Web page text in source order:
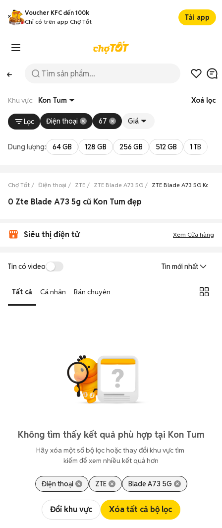
Voucher KFC đến 100k
Chỉ có trên app Chợ Tốt
Tải app
Khu vực: Kon Tum Xoá lọc
Lọc Điện thoại 67 Giá
Dung lượng: 64 GB 128 GB 256 GB 512 GB 1 TB
Chợ Tốt Điện thoại ZTE ZTE Blade A73 5G ZTE Blade A73 5G Kon
0 Zte Blade A73 5g cũ Kon Tum đẹp
Siêu thị điện tử Xem Cửa hàng
Tin có video Tin mới nhất
Tất cả Cá nhân Bán chuyên
Không tìm thấy kết quả phù hợp tại Kon Tum
Hãy xóa một số bộ lọc hoặc thay đổi khu vực tìm
kiếm để xem nhiều kết quả hơn
Điện thoại ZTE Blade A73 5G
Đổi khu vực Xóa tất cả bộ lọc